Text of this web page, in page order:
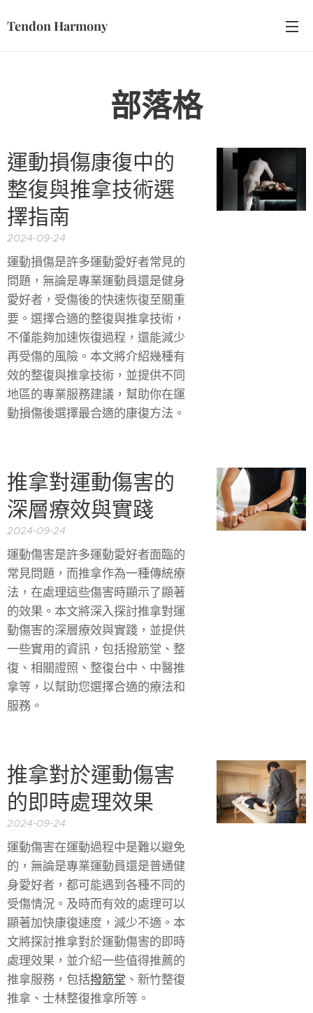
Tendon Harmony
部落格
運動損傷康復中的
整復與推拿技術選
擇指南
2024-09-24
運動損傷是許多運動愛好者常見的
問題，無論是專業運動員還是健身
愛好者，受傷後的快速恢復至關重
要。選擇合適的整復與推拿技術，
不僅能夠加速恢復過程，還能減少
再受傷的風險。本文將介紹幾種有
效的整復與推拿技術，並提供不同
地區的專業服務建議，幫助你在運
動損傷後選擇最合適的康復方法。
推拿對運動傷害的
深層療效與實踐
2024-09-24
運動傷害是許多運動愛好者面臨的
常見問題，而推拿作為一種傳統療
法，在處理這些傷害時顯示了顯著
的效果。本文將深入探討推拿對運
動傷害的深層療效與實踐，並提供
一些實用的資訊，包括撥筋堂、整
復、相關證照、整復台中、中醫推
拿等，以幫助您選擇合適的療法和
服務。
推拿對於運動傷害
的即時處理效果
2024-09-24
運動傷害在運動過程中是難以避免
的，無論是專業運動員還是普通健
身愛好者，都可能遇到各種不同的
受傷情況。及時而有效的處理可以
顯著加快康復速度，減少不適。本
文將探討推拿對於運動傷害的即時
處理效果，並介紹一些值得推薦的
推拿服務，包括撥筋堂 、新竹整復
推拿、士林整復推拿所等。